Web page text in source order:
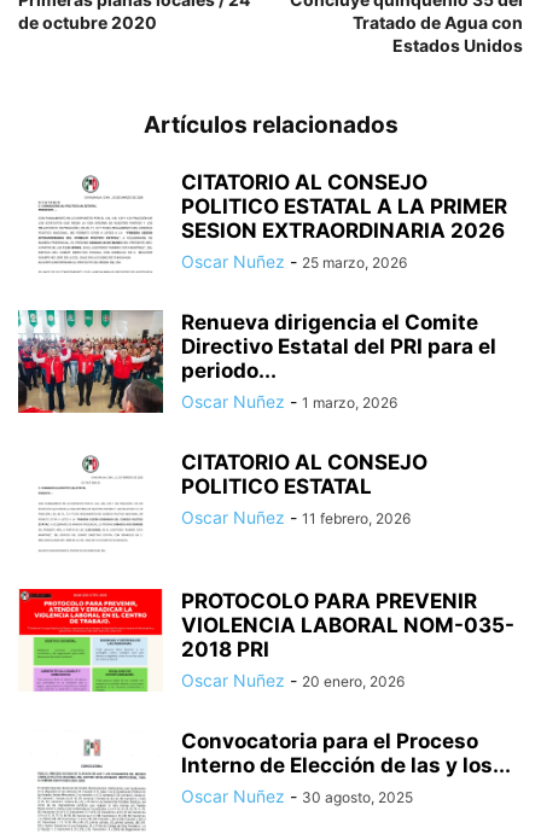
de octubre 2020
Tratado de Agua con
Estados Unidos
Artículos relacionados
CITATORIO AL CONSEJO
POLITICO ESTATAL A LA PRIMER
SESION EXTRAORDINARIA 2026
Oscar Nuñez - 25 marzo, 2026
Renueva dirigencia el Comite
Directivo Estatal del PRI para el
periodo...
Oscar Nuñez - 1 marzo, 2026
CITATORIO AL CONSEJO
POLITICO ESTATAL
Oscar Nuñez - 11 febrero, 2026
PROTOCOLO PARA PREVENIR
VIOLENCIA LABORAL NOM-035-
2018 PRI
Oscar Nuñez - 20 enero, 2026
Convocatoria para el Proceso
Interno de Elección de las y los...
Oscar Nuñez - 30 agosto, 2025